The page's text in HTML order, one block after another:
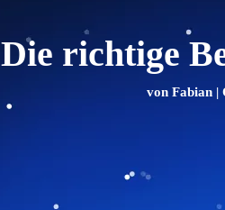
Die richtige
von Fabian|